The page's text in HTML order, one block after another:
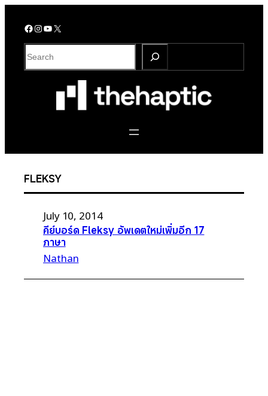
Facebook InstagramYouTube X
S
e
FLEKSY
July 10, 2014
คีย์บอร์ด Fleksy อัพเดตใหม่เพิ่มอีก 17
ภาษา
Nathan